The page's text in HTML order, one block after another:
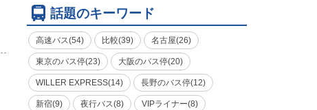
話題のキーワード
高速バス(54) 比較(39) 名古屋(26)
東京のバス停(23) 大阪のバス停(20)
WILLER EXPRESS(14) 長野のバス停(12)
新宿(9) 夜行バス(8) VIPライナー(8)